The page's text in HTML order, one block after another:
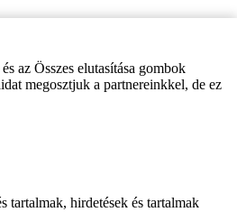
az Összes elutasítása gombok
megosztjuk a partnereinkkel, de ez
tartalmak, hirdetések és tartalmak